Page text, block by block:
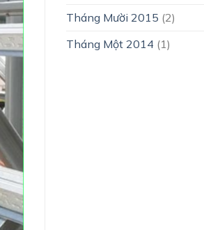
Tháng Mười 2015 (2)
Tháng Một 2014 (1)